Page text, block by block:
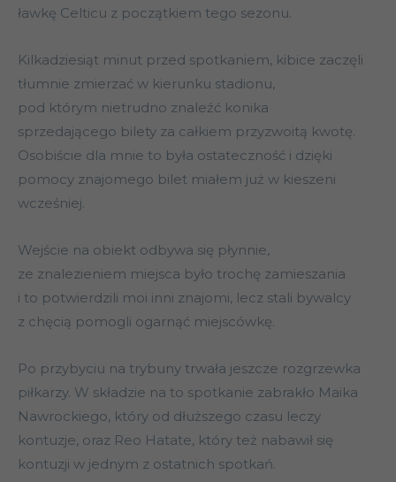
ławkę Celticu z początkiem tego sezonu.
Kilkadziesiąt minut przed spotkaniem, kibice zaczęli
tłumnie zmierzać w kierunku stadionu,
pod którym nietrudno znaleźć konika
sprzedającego bilety za całkiem przyzwoitą kwotę.
Osobiście dla mnie to była ostateczność i dzięki
pomocy znajomego bilet miałem już w kieszeni
wcześniej.
Wejście na obiekt odbywa się płynnie,
ze znalezieniem miejsca było trochę zamieszania
i to potwierdzili moi inni znajomi, lecz stali bywalcy
z chęcią pomogli ogarnąć miejscówkę.
Po przybyciu na trybuny trwała jeszcze rozgrzewka
piłkarzy. W składzie na to spotkanie zabrakło Maika
Nawrockiego, który od dłuższego czasu leczy
kontuzje, oraz Reo Hatate, który też nabawił się
kontuzji w jednym z ostatnich spotkań.